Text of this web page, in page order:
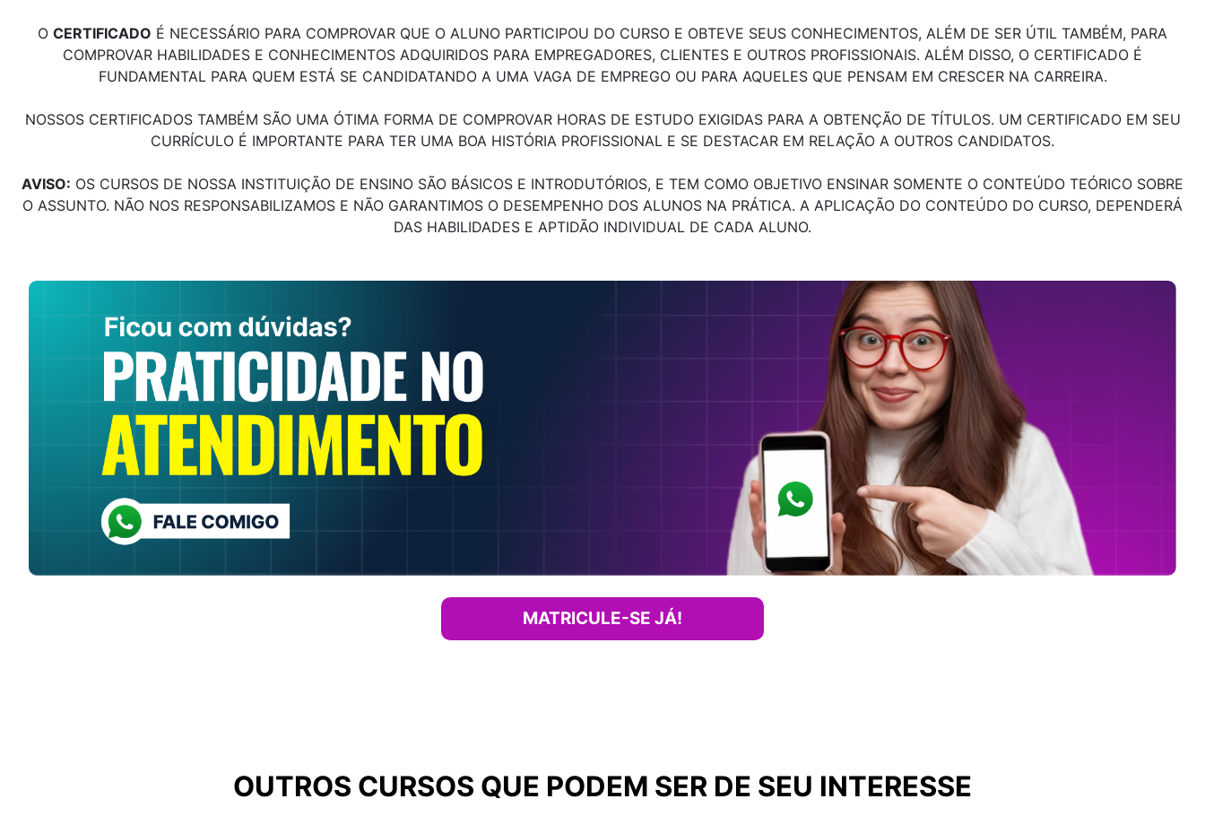
O CERTIFICADO É NECESSÁRIO PARA COMPROVAR QUE O ALUNO PARTICIPOU DO CURSO E OBTEVE SEUS CONHECIMENTOS, ALÉM DE SER ÚTIL TAMBÉM, PARA
COMPROVAR HABILIDADES E CONHECIMENTOS ADQUIRIDOS PARA EMPREGADORES, CLIENTES E OUTROS PROFISSIONAIS. ALÉM DISSO, O CERTIFICADO É
FUNDAMENTAL PARA QUEM ESTÁ SE CANDIDATANDO A UMA VAGA DE EMPREGO OU PARA AQUELES QUE PENSAM EM CRESCER NA CARREIRA.
NOSSOS CERTIFICADOS TAMBÉM SÃO UMA ÓTIMA FORMA DE COMPROVAR HORAS DE ESTUDO EXIGIDAS PARA A OBTENÇÃO DE TÍTULOS. UM CERTIFICADO EM SEU
CURRÍCULO É IMPORTANTE PARA TER UMA BOA HISTÓRIA PROFISSIONAL E SE DESTACAR EM RELAÇÃO A OUTROS CANDIDATOS.
AVISO: OS CURSOS DE NOSSA INSTITUIÇÃO DE ENSINO SÃO BÁSICOS E INTRODUTÓRIOS, E TEM COMO OBJETIVO ENSINAR SOMENTE O CONTEÚDO TEÓRICO SOBRE
O ASSUNTO. NÃO NOS RESPONSABILIZAMOS E NÃO GARANTIMOS O DESEMPENHO DOS ALUNOS NA PRÁTICA. A APLICAÇÃO DO CONTEÚDO DO CURSO, DEPENDERÁ
DAS HABILIDADES E APTIDÃO INDIVIDUAL DE CADA ALUNO.
MATRICULE-SE JÁ!
OUTROS CURSOS QUE PODEM SER DE SEU INTERESSE